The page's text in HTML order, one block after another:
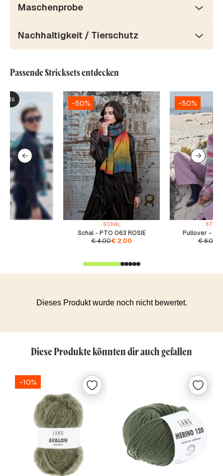
Maschenprobe
Nachhaltigkeit / Tierschutz
Passende Stricksets entdecken
-50%
SCHAL
Schal - PTO 063 ROSIE
€4.00€ 2.00
-50%
Pullover -
€6.00
Diese Produkte könnten dir auch gefallen
-10%